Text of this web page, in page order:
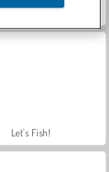
Let's Fish!